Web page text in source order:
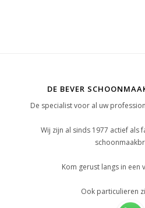
DE BEVER
De specialist voor al uw
Wij zijn al sinds 1977 actief als
Kom gerust langs in een
Ook particulieren